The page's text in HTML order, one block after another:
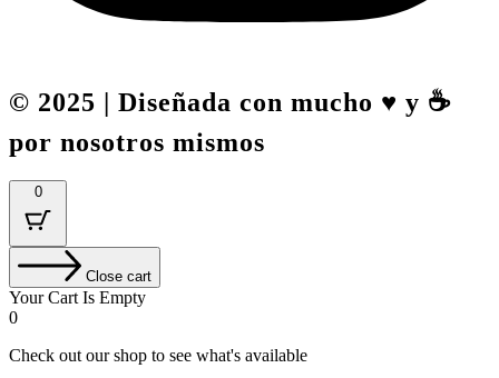
© 2025 | Diseñada con mucho ♥️ y ☕
por nosotros mismos
0
Close cart
Your Cart Is Empty
0
Check out our shop to see what's available